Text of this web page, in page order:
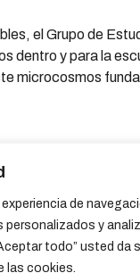
de
y
todo” usted da
las cookies.
el Grupo de
dentro y para la
microcosmos